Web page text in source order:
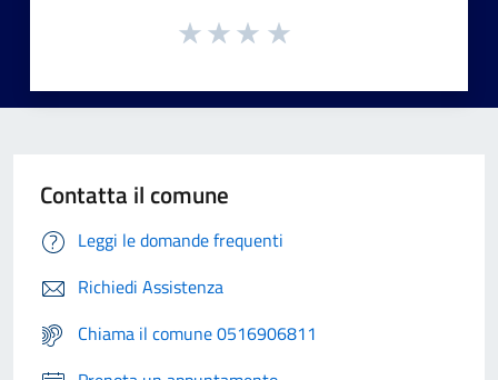
Contatta il comune
Leggi le domande frequenti
Richiedi Assistenza
Chiama il comune 0516906811